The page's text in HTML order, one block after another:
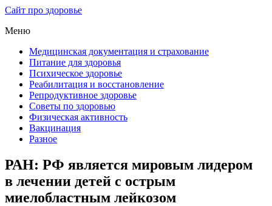
Сайт про здоровье
Меню
Медицинская документация и страхование
Питание для здоровья
Психическое здоровье
Реабилитация и восстановление
Репродуктивное здоровье
Советы по здоровью
Физическая активность
Вакцинация
Разное
РАН: РФ является мировым лидером
в лечении детей с острым
миелобластным лейкозом